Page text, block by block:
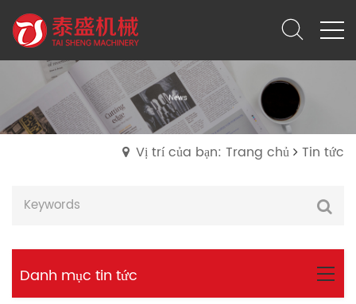
Vị trí của bạn: Trang chủ Tin tức
Danh mục tin tức